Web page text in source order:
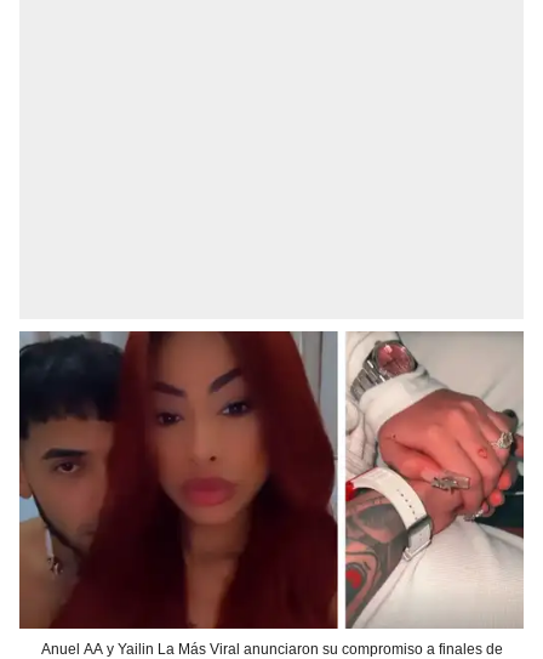
Anuel AA y Yailin La Más Viral anunciaron su compromiso a finales de